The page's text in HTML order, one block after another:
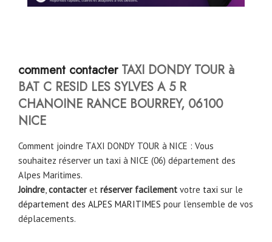
comment contacterTAXI DONDY TOUR à
BAT C RESID LES SYLVES A 5 R
CHANOINE RANCE BOURREY, 06100
NICE
Comment joindre TAXI DONDY TOUR à NICE : Vous
souhaitez réserver un taxi à NICE (06) département des
Alpes Maritimes.
Joindre,contacteret réserver facilement votre taxi sur le
département des ALPES MARITIMES pour l’ensemble de vos
déplacements.